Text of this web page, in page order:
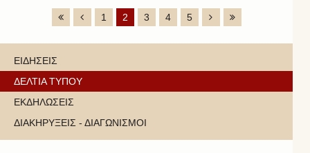
1 2 3 4 5
ΕΙΔΗΣΕΙΣ
ΔΕΛΤΙΑ ΤΥΠΟΥ
ΕΚΔΗΛΩΣΕΙΣ
ΔΙΑΚΗΡΥΞΕΙΣ - ΔΙΑΓΩΝΙΣΜΟΙ